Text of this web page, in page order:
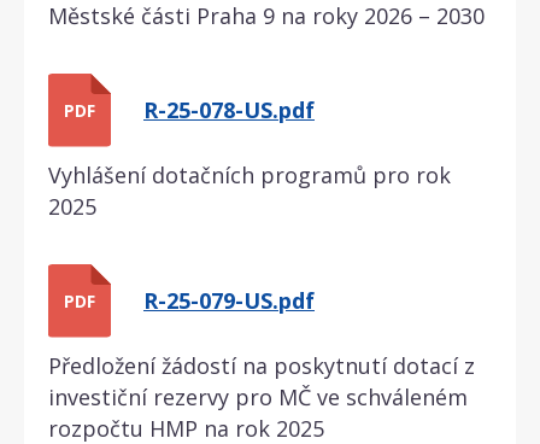
Městské části Praha 9 na roky 2026 – 2030
PDF R-25-078-US.pdf
Vyhlášení dotačních programů pro rok
2025
PDF R-25-079-US.pdf
Předložení žádostí na poskytnutí dotací z
investiční rezervy pro MČ ve schváleném
rozpočtu HMP na rok 2025